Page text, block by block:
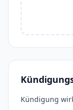
Kündigung